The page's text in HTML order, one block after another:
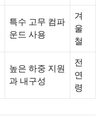
특수 고무 컴파
운드 사용
겨
울
철
높은 하중 지원
과 내구성
전
연
령